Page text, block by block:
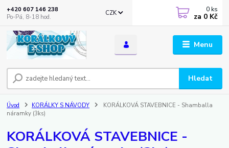
Menu
CZK
Hledat
+420 607 146 238
Po-Pá, 8-18 hod.
0 ks
za 0 Kč
Úvod KORÁLKY S NÁVODY
KORÁLKOVÁ STAVEBNICE - Shamballa
náramky (3ks)
KORÁLKOVÁ STAVEBNICE -